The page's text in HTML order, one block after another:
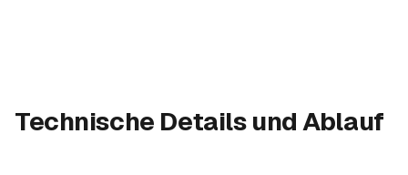
Technische Details und Ablauf